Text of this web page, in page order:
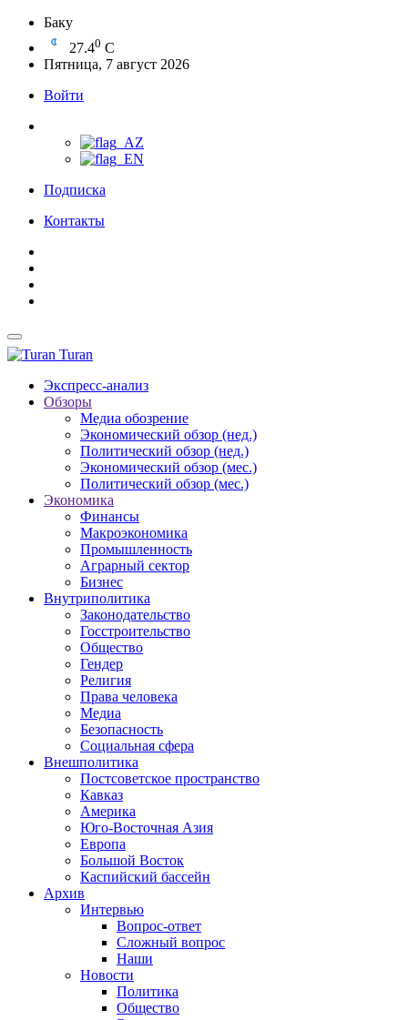
Баку
27.40 C
Пятница, 7 август 2026
Войти
Подписка
Контакты
Turan
Экспресс-анализ
Обзоры
Медиа обозрение
Экономический обзор (нед.)
Политический обзор (нед.)
Экономический обзор (мес.)
Политический обзор (мес.)
Экономика
Финансы
Макроэкономика
Промышленность
Аграрный сектор
Бизнес
Внутриполитика
Законодательство
Госстроительство
Общество
Гендер
Религия
Права человека
Медиа
Безопасность
Социальная сфера
Внешполитика
Постсоветское пространство
Кавказ
Америка
Юго-Восточная Азия
Европа
Большой Восток
Каспийский бассейн
Архив
Интервью
Вопрос-ответ
Сложный вопрос
Наши
Новости
Политика
Общество